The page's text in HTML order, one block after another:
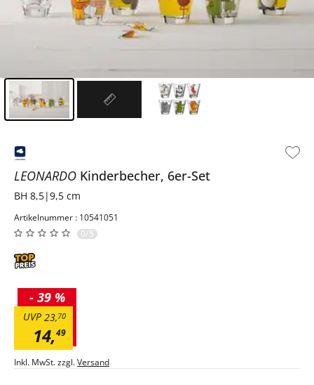
LEONARDO Kinderbecher, 6er-Set
BH 8,5|9,5 cm
Artikelnummer : 10541051
0/5
14,49
23,70
UVP
- 39 %
Inkl. MwSt. zzgl.Versand